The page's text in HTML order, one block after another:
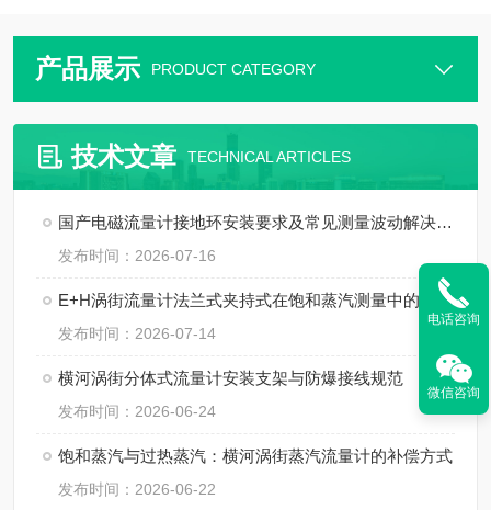
产品展示 PRODUCT CATEGORY
技术文章 TECHNICAL ARTICLES
国产电磁流量计接地环安装要求及常见测量波动解决方法
发布时间：2026-07-16
E+H涡街流量计法兰式夹持式在饱和蒸汽测量中的温压补偿及安装技巧
发布时间：2026-07-14
横河涡街分体式流量计安装支架与防爆接线规范
发布时间：2026-06-24
饱和蒸汽与过热蒸汽：横河涡街蒸汽流量计的补偿方式
发布时间：2026-06-22
电话咨询
微信咨询